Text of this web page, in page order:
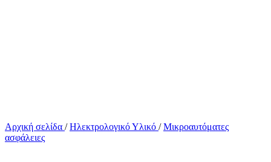
Αρχική σελίδα / Ηλεκτρολογικό Υλικό / Μικροαυτόματες
ασφάλειες